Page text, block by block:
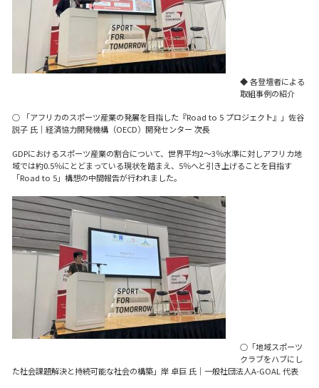
◆ 各登壇者による
取組事例の紹介
○ 「アフリカのスポーツ産業の発展を目指した『Road to 5 プロジェクト』」佐谷
説子 氏｜経済協力開発機構（OECD）開発センター 次長
GDPにおけるスポーツ産業の割合について、世界平均2～3％水準に対しアフリカ地
域では約0.5％にとどまっている現状を踏まえ、5％へと引き上げることを目指す
「Road to 5」構想の中間報告が行われました。
○「地域スポーツ
クラブをハブにし
た社会課題解決と持続可能な社会の構築」岸 卓巨 氏｜一般社団法人A-GOAL 代表